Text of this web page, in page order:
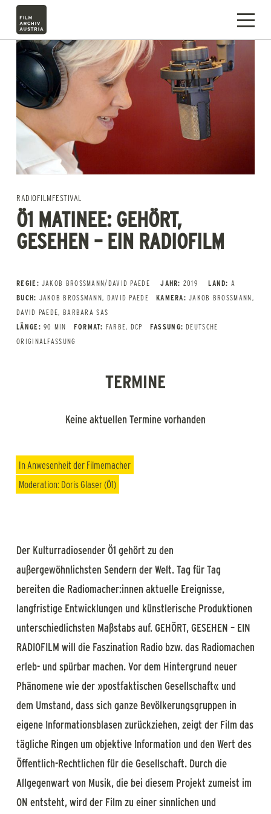
RADIOFILMFESTIVAL
Ö1 MATINEE: GEHÖRT,
GESEHEN – EIN RADIOFILM
REGIE: JAKOB BROSSMANN/DAVID PAEDE JAHR: 2019 LAND: A
BUCH: JAKOB BROSSMANN, DAVID PAEDE KAMERA: JAKOB BROSSMANN,
DAVID PAEDE, BARBARA SAS
LÄNGE: 90 MIN FORMAT: FARBE, DCP FASSUNG: DEUTSCHE
ORIGINALFASSUNG
TERMINE
Keine aktuellen Termine vorhanden
In Anwesenheit der Filmemacher
Moderation: Doris Glaser (Ö1)
Der Kulturradiosender Ö1 gehört zu den
außergewöhnlichsten Sendern der Welt. Tag für Tag
bereiten die Radiomacher:innen aktuelle Ereignisse,
langfristige Entwicklungen und künstlerische Produktionen
unterschiedlichsten Maßstabs auf. GEHÖRT, GESEHEN – EIN
RADIOFILM will die Faszination Radio bzw. das Radiomachen
erleb- und spürbar machen. Vor dem Hintergrund neuer
Phänomene wie der »postfaktischen Gesellschaft« und
dem Umstand, dass sich ganze Bevölkerungsgruppen in
eigene Informationsblasen zurückziehen, zeigt der Film das
tägliche Ringen um objektive Information und den Wert des
Öffentlich-Rechtlichen für die Gesellschaft. Durch die
Allgegenwart von Musik, die bei diesem Projekt zumeist im
ON entsteht, wird der Film zu einer sinnlichen und